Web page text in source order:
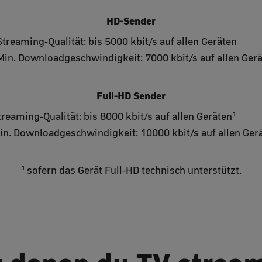
HD-Sender
Qualität: bis 5000 kbit/s auf allen Geräten
Downloadgeschwindigkeit: 7000 kbit/s auf allen
Full-HD Sender
Qualität: bis 8000 kbit/s auf allen Geräten¹
Downloadgeschwindigkeit: 10000 kbit/s auf allen
¹ sofern das Gerät Full-HD technisch unterstützt.